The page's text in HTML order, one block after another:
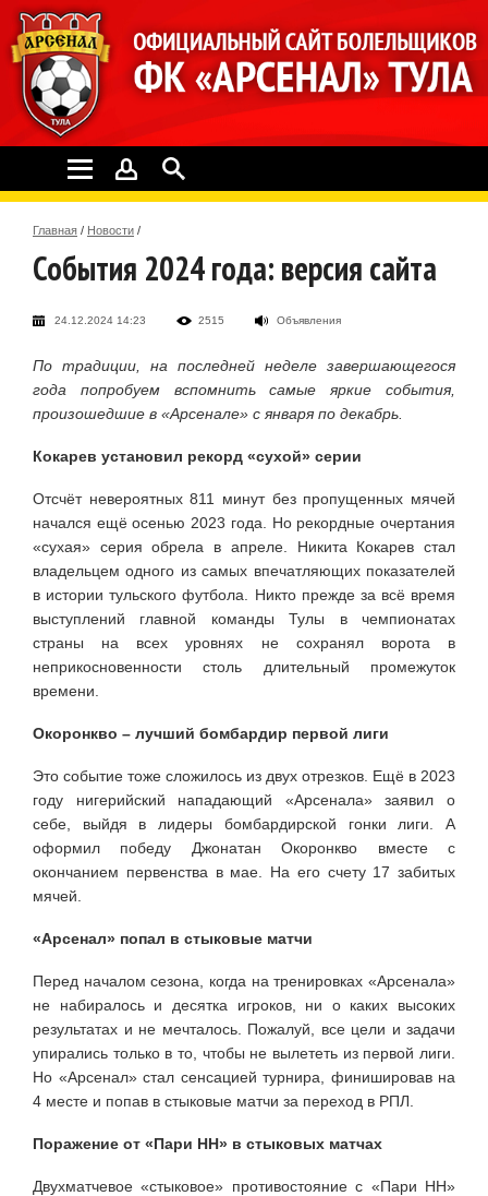
Главная / Новости /
События 2024 года: версия сайта
24.12.2024 14:23 2515 Объявления
По традиции, на последней неделе завершающегося
года попробуем вспомнить самые яркие события,
произошедшие в «Арсенале» с января по декабрь.
Кокарев установил рекорд «сухой» серии
Отсчёт невероятных 811 минут без пропущенных мячей
начался ещё осенью 2023 года. Но рекордные очертания
«сухая» серия обрела в апреле. Никита Кокарев стал
владельцем одного из самых впечатляющих показателей
в истории тульского футбола. Никто прежде за всё время
выступлений главной команды Тулы в чемпионатах
страны на всех уровнях не сохранял ворота в
неприкосновенности столь длительный промежуток
времени.
Окоронкво – лучший бомбардир первой лиги
Это событие тоже сложилось из двух отрезков. Ещё в 2023
году нигерийский нападающий «Арсенала» заявил о
себе, выйдя в лидеры бомбардирской гонки лиги. А
оформил победу Джонатан Окоронкво вместе с
окончанием первенства в мае. На его счету 17 забитых
мячей.
«Арсенал» попал в стыковые матчи
Перед началом сезона, когда на тренировках «Арсенала»
не набиралось и десятка игроков, ни о каких высоких
результатах и не мечталось. Пожалуй, все цели и задачи
упирались только в то, чтобы не вылететь из первой лиги.
Но «Арсенал» стал сенсацией турнира, финишировав на
4 месте и попав в стыковые матчи за переход в РПЛ.
Поражение от «Пари НН» в стыковых матчах
Двухматчевое «стыковое» противостояние с «Пари НН»